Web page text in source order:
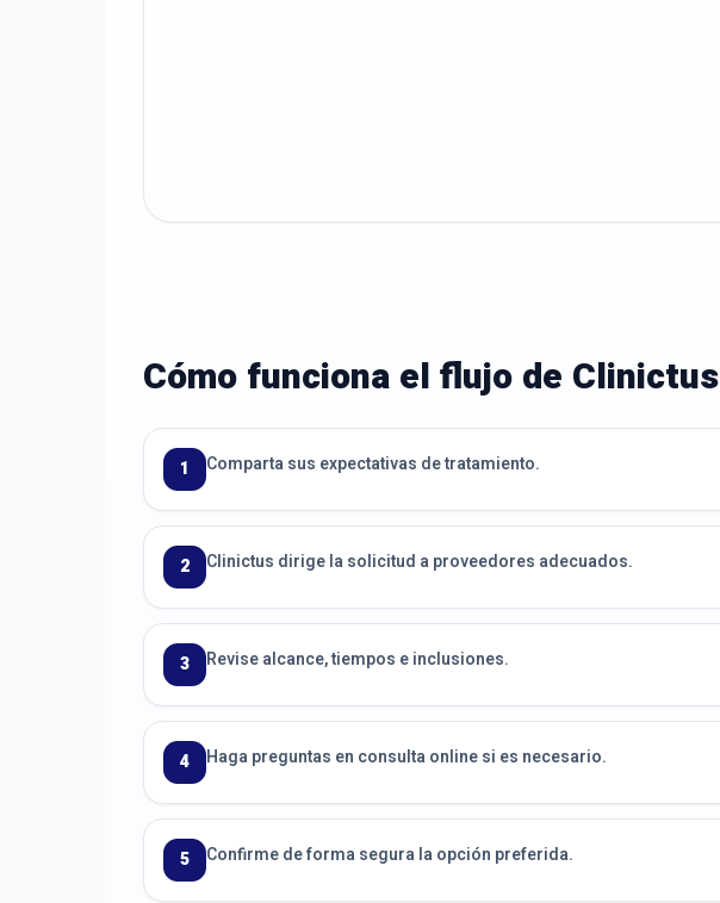
Cómo funciona el flujo de Clinictus
1 Comparta sus expectativas de tratamiento.
2 Clinictus dirige la solicitud a proveedores adecuados.
3 Revise alcance, tiempos e inclusiones.
4 Haga preguntas en consulta online si es necesario.
5 Confirme de forma segura la opción preferida.